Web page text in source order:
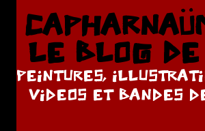
Aller
contenuLE BLOG
PEINTURES,
VIDEOS ET BANDES